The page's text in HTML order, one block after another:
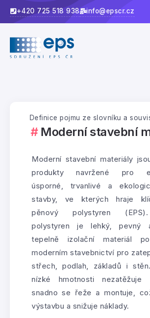
+420 725 518 938 info@epscr.cz
Definice pojmu ze slovníku a
Moderní stavební
Moderní stavební materiály
produkty navržené pro
úsporné, trvanlivé a
stavby, ve kterých hraje
pěnový polystyren
polystyren je lehký, pevný
tepelně izolační materiál
moderním stavebnictví pro
střech, podlah, základů i
nízké hmotnosti nezatěžuje
snadno se řeže a montuje,
výstavbu a snižuje náklady.